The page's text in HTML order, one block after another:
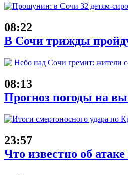
08:22
В Сочи трижды
08:13
Прогноз погоды на
23:57
Что известно об